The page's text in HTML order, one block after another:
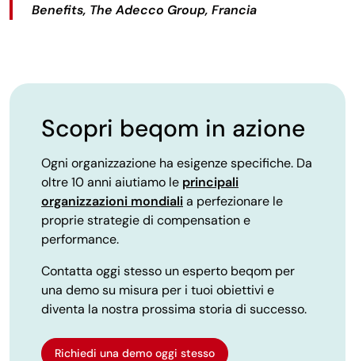
Benefits, The Adecco Group, Francia
Scopri beqom in azione
Ogni organizzazione ha esigenze specifiche. Da
oltre 10 anni aiutiamo le principali
organizzazioni mondialia perfezionare le
proprie strategie di compensation e
performance.
Contatta oggi stesso un esperto beqom per
una demo su misura per i tuoi obiettivi e
diventa la nostra prossima storia di successo.
Richiedi una demo oggi stesso